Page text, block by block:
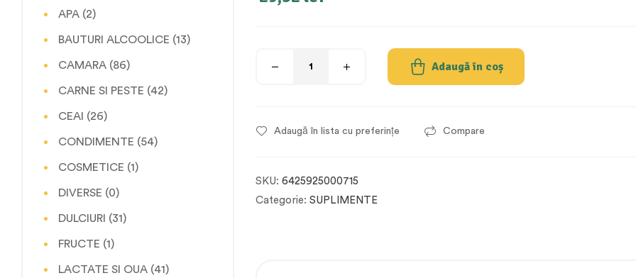
Adaugă în coș
Adaugă în lista cu preferințe Compare
SKU: 6425925000715
Categorie: SUPLIMENTE
APA (2)
BAUTURI ALCOOLICE (13)
CAMARA (86)
CARNE SI PESTE (42)
CEAI (26)
CONDIMENTE (54)
COSMETICE (1)
DIVERSE (0)
DULCIURI (31)
FRUCTE (1)
LACTATE SI OUA (41)